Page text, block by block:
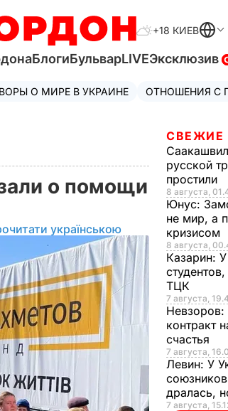
+18 КИЕВ
БлогиБульварLIVEЭксклюзив
О МИРЕ В УКРАИНЕ ОТНОШЕНИЯ С
о помощи
українською
СВЕЖИЕ
русской
простили
8 августа,
Юнус:
не мир, а
кризисом
8 августа,
Казарин:
ТЦК
7 августа,
Невзоров:
контракт
счастья
7 августа,
Левин: У
дралась,
7 августа,